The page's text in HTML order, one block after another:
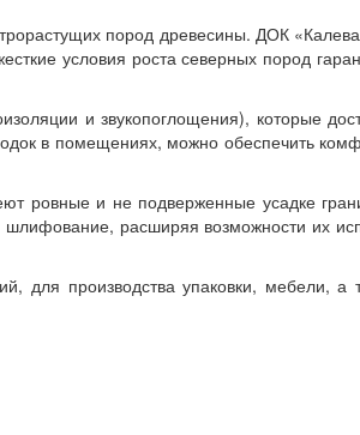
пород древесины. ДОК
условия роста северных пород
и звукопоглощения), которые
в помещениях, можно обеспечить
ровные и не подверженные усадке
расширяя возможности их
для производства упаковки, мебели, а